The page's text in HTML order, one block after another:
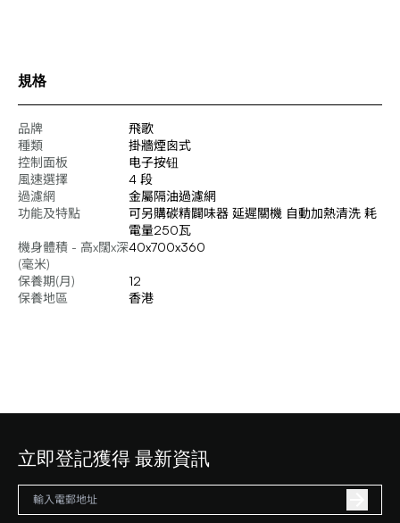
規格
品牌
飛歌
種類
掛牆煙囪式
控制面板
电子按钮
風速選擇
4 段
過濾網
金屬隔油過濾網
功能及特點
可另購碳精闢味器 延遲關機 自動加熱清洗 耗
電量250瓦
機身體積 - 高x闊x深
(毫米)
40x700x360
保養期(月)
12
保養地區
香港
立即登記獲得 最新資訊